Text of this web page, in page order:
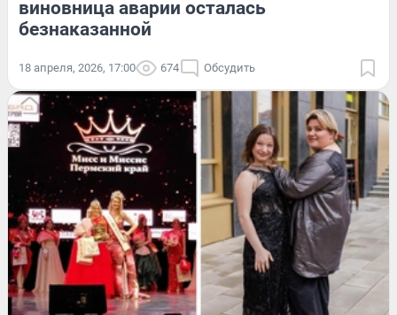
виновница аварии осталась
безнаказанной
18 апреля, 2026, 17:00 674 Обсудить